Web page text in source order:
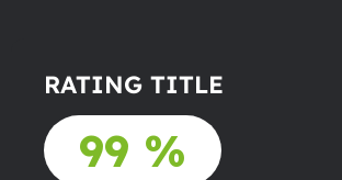
RATING TITLE
99 %